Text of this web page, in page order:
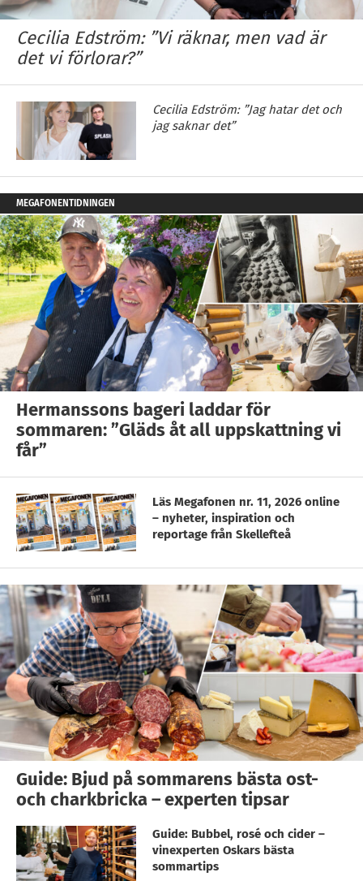
Cecilia Edström: ”Vi räknar, men vad är
det vi förlorar?”
Cecilia Edström: ”Jag hatar det och
jag saknar det”
MEGAFONENTIDNINGEN
Hermanssons bageri laddar för
sommaren: ”Gläds åt all uppskattning vi
får”
Läs Megafonen nr. 11, 2026 online
– nyheter, inspiration och
reportage från Skellefteå
Guide: Bjud på sommarens bästa ost-
och charkbricka – experten tipsar
Guide: Bubbel, rosé och cider –
vinexperten Oskars bästa
sommartips